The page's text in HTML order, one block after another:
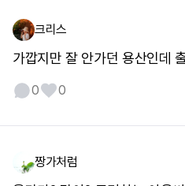
크리스
가깝지만 잘 안가던 용산인데
0 0
짱가처럼